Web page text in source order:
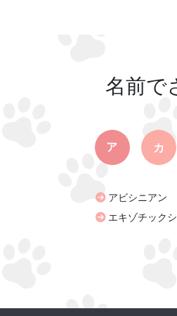
名前で
ア カ
アビシニアン
エキゾチック